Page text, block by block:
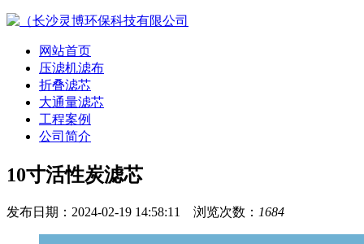
网站首页
压滤机滤布
折叠滤芯
大通量滤芯
工程案例
公司简介
10寸活性炭滤芯
发布日期：2024-02-19 14:58:11 浏览次数： 1684